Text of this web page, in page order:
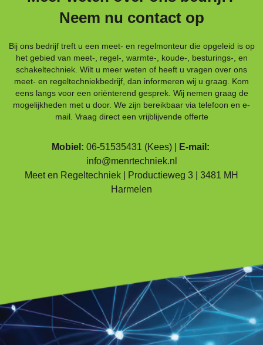
Neem nu contact op
Bij ons bedrijf treft u een meet- en regelmonteur die opgeleid is op
het gebied van meet-, regel-, warmte-, koude-, besturings-, en
schakeltechniek. Wilt u meer weten of heeft u vragen over ons
meet- en regeltechniekbedrijf, dan informeren wij u graag. Kom
eens langs voor een oriënterend gesprek. Wij nemen graag de
mogelijkheden met u door. We zijn bereikbaar via telefoon en e-
mail. Vraag direct een vrijblijvende offerte
Mobiel: 06-51535431 (Kees) |
E-mail:
info@menrtechniek.nl
Meet en Regeltechniek | Productieweg 3 | 3481 MH
Harmelen